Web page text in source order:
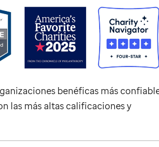
benéficas más
las más altas calificaciones y